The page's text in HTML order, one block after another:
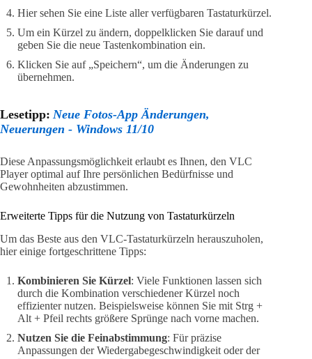
Hier sehen Sie eine Liste aller verfügbaren Tastaturkürzel.
Um ein Kürzel zu ändern, doppelklicken Sie darauf und
geben Sie die neue Tastenkombination ein.
Klicken Sie auf „Speichern“, um die Änderungen zu
übernehmen.
Lesetipp: Neue Fotos-App Änderungen,
Neuerungen - Windows 11/10
Diese Anpassungsmöglichkeit erlaubt es Ihnen, den VLC
Player optimal auf Ihre persönlichen Bedürfnisse und
Gewohnheiten abzustimmen.
Erweiterte Tipps für die Nutzung von Tastaturkürzeln
Um das Beste aus den VLC-Tastaturkürzeln herauszuholen,
hier einige fortgeschrittene Tipps:
Kombinieren Sie Kürzel: Viele Funktionen lassen sich
durch die Kombination verschiedener Kürzel noch
effizienter nutzen. Beispielsweise können Sie mit Strg +
Alt + Pfeil rechts größere Sprünge nach vorne machen.
Nutzen Sie die Feinabstimmung: Für präzise
Anpassungen der Wiedergabegeschwindigkeit oder der